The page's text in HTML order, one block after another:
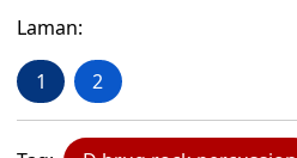
Laman:
1 2